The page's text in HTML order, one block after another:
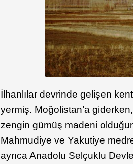
İlhanlılar devrinde gelişen
yermiş. Moğolistan’a
zengin gümüş madeni
Mahmudiye ve Yakutiye
ayrıca Anadolu Selçuklu